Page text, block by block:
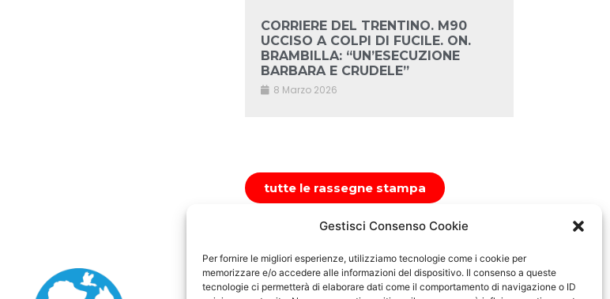
Gestisci Consenso Cookie
Per fornire le migliori esperienze, utilizziamo tecnologie come i cookie per
memorizzare e/o accedere alle informazioni del dispositivo. Il consenso a queste
tecnologie ci permetterà di elaborare dati come il comportamento di navigazione o ID
CORRIERE DEL TRENTINO. M90
UCCISO A COLPI DI FUCILE. ON.
BRAMBILLA: “UN’ESECUZIONE
BARBARA E CRUDELE”
8 Marzo 2026
tutte le rassegne stampa